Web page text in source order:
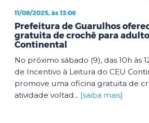
11/08/2025, às 13:06
Prefeitura de Guarulhos
gratuita de crochê para
Continental
No próximo sábado (9), das 10h às
de Incentivo à Leitura do CEU
promove uma oficina gratuita de
atividade voltad... [saiba mais]